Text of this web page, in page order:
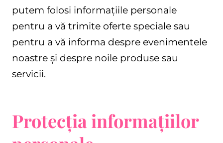
putem folosi informațiile personale
pentru a vă trimite oferte speciale sau
pentru a vă informa despre evenimentele
noastre și despre noile produse sau
servicii.
Protecția informațiilor